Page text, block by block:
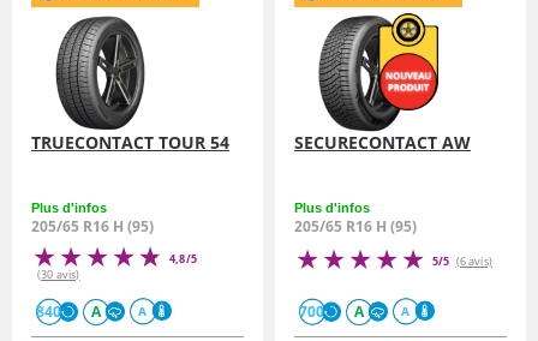
TRUECONTACT TOUR 54
Plus d'infos
205/65 R16 H (95)
4,8/5
(30 avis)
840 A A
SECURECONTACT AW
Plus d'infos
205/65 R16 H (95)
5/5 (6 avis)
700 A A